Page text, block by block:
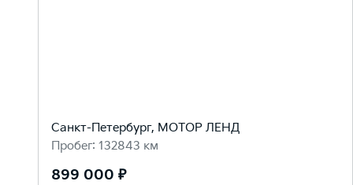
Санкт-Петербург, МОТОР ЛЕНД
Пробег: 132843 км
899 000 ₽